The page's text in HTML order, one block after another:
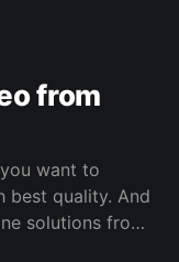
from
want to
best quality. And
solutions from